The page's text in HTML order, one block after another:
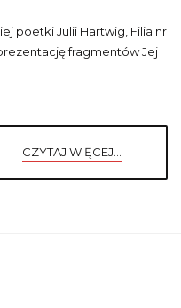
poetki Julii Hartwig, Filia nr
fragmentów Jej
CZYTAJ WIĘCEJ...